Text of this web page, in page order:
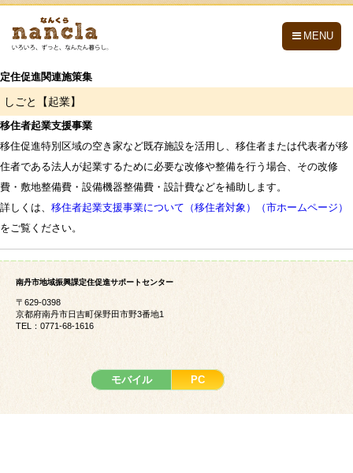
MENU
定住促進関連施策集
しごと【起業】
移住者起業支援事業
移住促進特別区域の空き家など既存施設を活用し、移住者または代表者が移
住者である法人が起業するために必要な改修や整備を行う場合、その改修
費・敷地整備費・設備機器整備費・設計費などを補助します。
詳しくは、 移住者起業支援事業について（移住者対象）（市ホームページ）
をご覧ください。
南丹市地域振興課定住促進サポートセンター
〒629-0398
京都府南丹市日吉町保野田市野3番地1
TEL：0771-68-1616
モバイル PC